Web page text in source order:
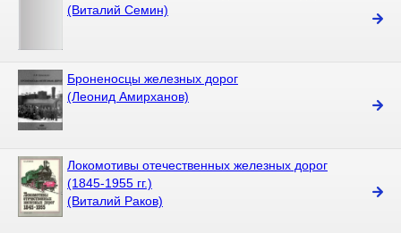
(Виталий Семин)
Броненосцы железных дорог
(Леонид Амирханов)
Локомотивы отечественных железных дорог
(1845-1955 гг.)
(Виталий Раков)